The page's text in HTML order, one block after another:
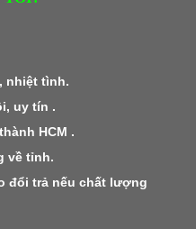
nhiệt tình.
uy tín .
HCM .
về tỉnh.
đổi trả nếu chất lượng